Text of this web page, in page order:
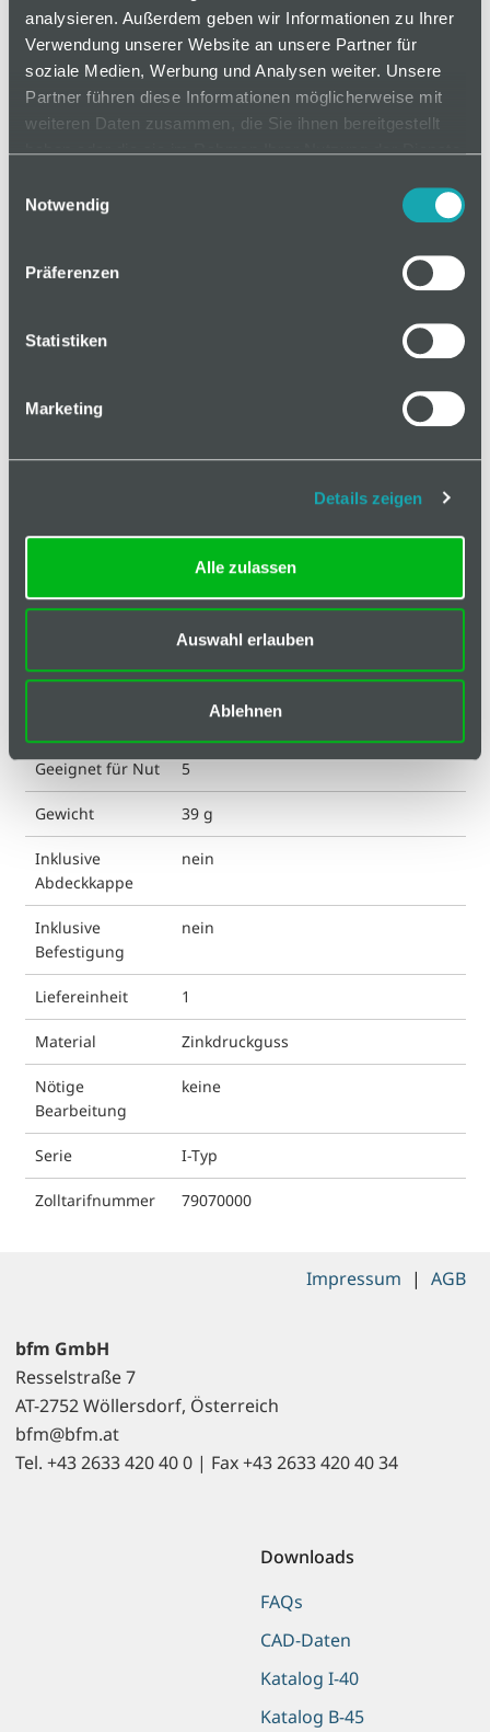
analysieren. Außerdem geben wir Informationen zu Ihrer
Verwendung unserer Website an unsere Partner für
soziale Medien, Werbung und Analysen weiter. Unsere
Partner führen diese Informationen möglicherweise mit
weiteren Daten zusammen, die Sie ihnen bereitgestellt
haben oder die sie im Rahmen Ihrer Nutzung der Dienste
Notwendig
Präferenzen
Statistiken
Marketing
Details zeigen
Alle zulassen
Auswahl erlauben
Ablehnen
Varianten
auf Anfrage
Mindestbestellmenge: 1
In den Warenkorb
Hinweis
Klassifizierungen
nein
Eigenschaft lackiert
weißaluminium
Geeignet für Nut 5
Gewicht 39 g
Inklusive
Abdeckkappe
nein
Inklusive
Befestigung
nein
Liefereinheit 1
Material Zinkdruckguss
Nötige
Bearbeitung
keine
Serie I-Typ
Zolltarifnummer 79070000
bfm GmbH
Resselstraße 7
AT-2752 Wöllersdorf, Österreich
bfm@bfm.at
Tel. +43 2633 420 40 0 | Fax +43 2633 420 40 34
Downloads
FAQs
CAD-Daten
Katalog I-40
Katalog B-45
Impressum | AGB